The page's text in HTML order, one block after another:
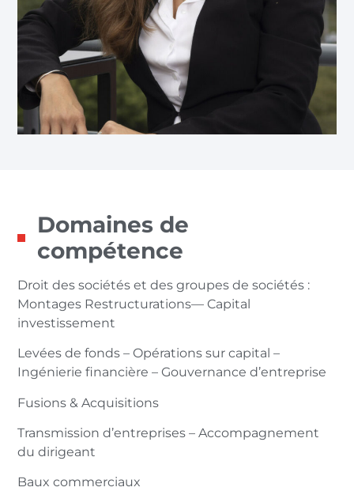
Domaines de
compétence
Droit des sociétés et des groupes de sociétés :
Montages Restructurations–– Capital
investissement
Levées de fonds – Opérations sur capital –
Ingénierie financière – Gouvernance d’entreprise
Fusions & Acquisitions
Transmission d’entreprises – Accompagnement
du dirigeant
Baux commerciaux